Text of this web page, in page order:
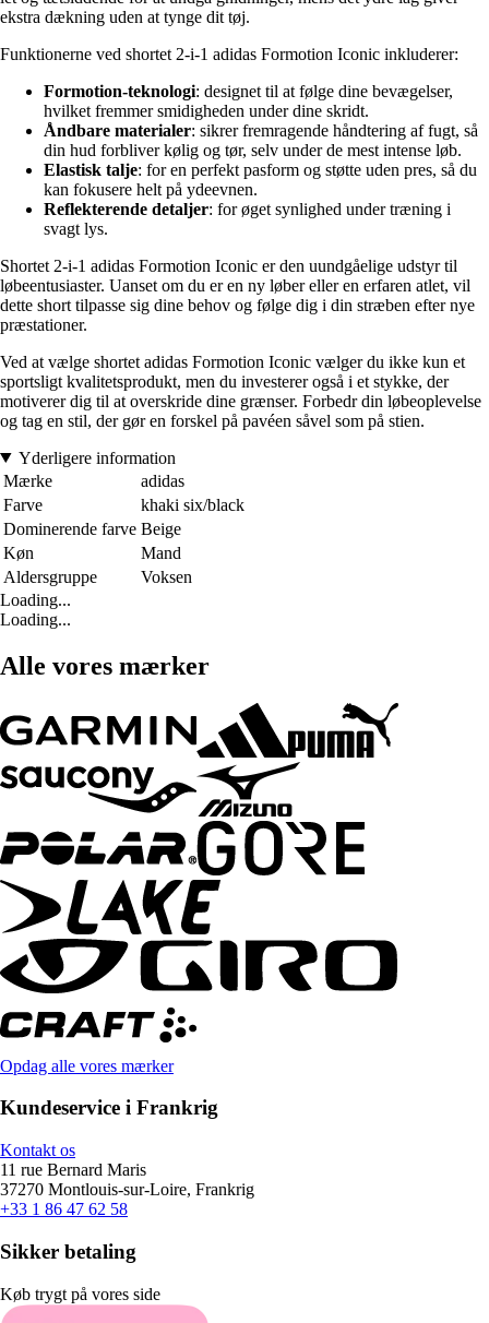
ekstra dækning uden at tynge dit tøj.
Funktionerne ved shortet 2-i-1 adidas Formotion Iconic inkluderer:
Formotion-teknologi: designet til at følge dine bevægelser,
hvilket fremmer smidigheden under dine skridt.
Åndbare materialer: sikrer fremragende håndtering af fugt, så
din hud forbliver kølig og tør, selv under de mest intense løb.
Elastisk talje: for en perfekt pasform og støtte uden pres, så du
kan fokusere helt på ydeevnen.
Reflekterende detaljer: for øget synlighed under træning i
svagt lys.
Shortet 2-i-1 adidas Formotion Iconic er den uundgåelige udstyr til
løbeentusiaster. Uanset om du er en ny løber eller en erfaren atlet, vil
dette short tilpasse sig dine behov og følge dig i din stræben efter nye
præstationer.
Ved at vælge shortet adidas Formotion Iconic vælger du ikke kun et
sportsligt kvalitetsprodukt, men du investerer også i et stykke, der
motiverer dig til at overskride dine grænser. Forbedr din løbeoplevelse
og tag en stil, der gør en forskel på pavéen såvel som på stien.
Yderligere information
Mærke
adidas
Farve
khaki six/black
Dominerende farve Beige
Køn
Mand
Aldersgruppe
Voksen
Loading...
Loading...
Alle vores mærker
Opdag alle vores mærker
Kundeservice i Frankrig
Kontakt os
11 rue Bernard Maris
37270 Montlouis-sur-Loire, Frankrig
+33 1 86 47 62 58
Sikker betaling
Køb trygt på vores side